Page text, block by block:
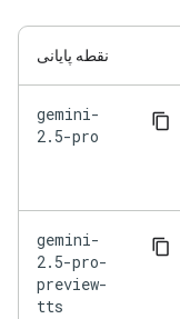
نقطه پایانی
gemini-
2.5-pro
gemini-
2.5-pro-
preview-
tts